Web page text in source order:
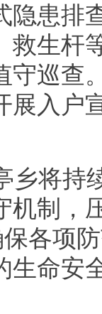
隐患排
生杆
守巡查
展入户
乡将持
机制，
保各项
生命安